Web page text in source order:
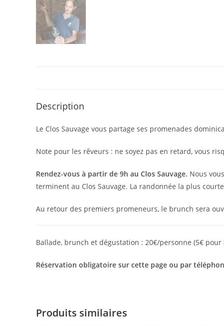
Description
Le Clos Sauvage vous partage ses promenades
Note pour les rêveurs : ne soyez pas en retard, vous
Rendez-vous à partir de 9h au Clos Sauvage. Nous
terminent au Clos Sauvage. La randonnée la plus
Au retour des premiers promeneurs, le brunch sera
Ballade, brunch et dégustation : 20€/personne (5€ pour
Réservation obligatoire sur cette page ou par
Produits similaires